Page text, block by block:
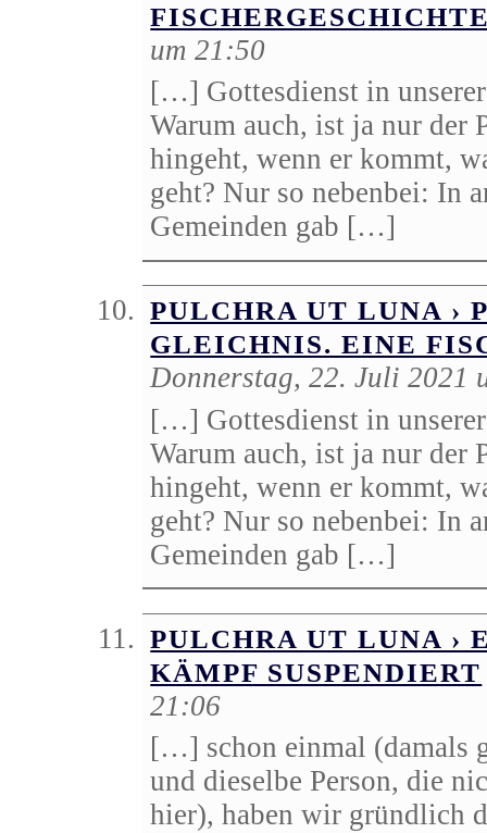
um 21:50
[…] Gottesdienst in
Warum auch, ist ja nur der
hingeht, wenn er kommt,
geht? Nur so nebenbei: In
Gemeinden gab […]
PULCHRA UT LUNA ›
GLEICHNIS. EINE
Donnerstag, 22. Juli 2021
[…] Gottesdienst in
Warum auch, ist ja nur der
hingeht, wenn er kommt,
geht? Nur so nebenbei: In
Gemeinden gab […]
PULCHRA UT LUNA ›
KÄMPF SUSPENDIERT
21:06
[…] schon einmal (damals
und dieselbe Person, die
hier), haben wir gründlich